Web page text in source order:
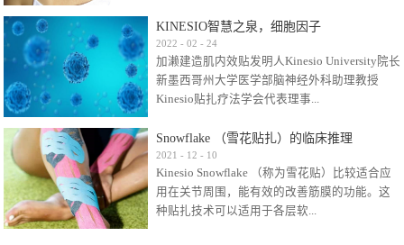
很多，比如试穿件衣服有时都会过敏，特定条
件下吃东西有时也会过敏，难道不吃不穿了？
其他品牌的在此我们不予评价，就KINESIO肌内
效贴布来说，40多年的研究开发制造肌内效贴
比如我本人，几乎天天接触KINESIO肌内效，无
论从皮肤适应性还是本人皮肤本身就不属于不
易过敏的那种，基本不会有过敏瘙痒的情况。
但是，当身体不适、休息不好、持续紧张等特
殊因素的影响下，有时还是会出现瘙痒过敏的
KINESIO智慧之泉，细胞因子
2022 - 02 - 24
加濑建造肌内效贴发明人Kinesio University院长
新墨西哥州大学医学部脑神经外科助理教授
Kinesio贴扎疗法学会代表理事...
Kinesio Taping Association International
（KTAI）名誉会长 身体具有免疫、疼痛、细胞
破坏、发热、修复、增殖、再生等自然愈合能
力。 多作为细胞因子存在于皮肤表皮、真皮、
Snowflake （雪花贴扎）的临床推理
2021 - 12 - 10
Kinesio Snowflake （称为雪花贴）比较适合应
用在关节周围，能有效的改善筋膜的功能。这
种贴扎技术可以适用于各层软...